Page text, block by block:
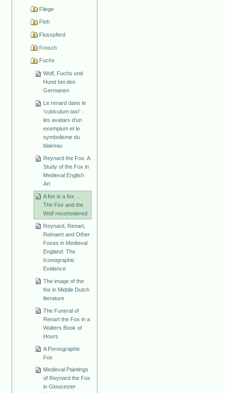
Fliege
Floh
Flusspferd
Frosch
Fuchs
Wolf, Fuchs und
Hund bei den
Germanen
Le renard dans le
‘cubiculum taxi’ :
les avatars d’un
exemplum et le
symbolisme du
blaireau
Reynard the Fox. A
Study of the Fox in
Medieval English
Art
A fox is a fox ...
The Fox and the
Wolf reconsidered
Reynard, Renart,
Reinaert and Other
Foxes in Medieval
England: The
Iconographic
Evidence
The image of the
fox in Middle Dutch
literature
The Funeral of
Renart the Fox in a
Walters Book of
Hours
A Pornographic
Fox
Medieval Paintings
of Reynard the Fox
in Gloucester